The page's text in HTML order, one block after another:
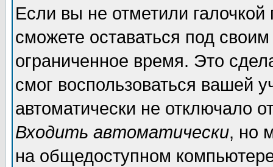
Если вы не отметили галочкой
сможете оставаться под
ограниченное время. Это
смог воспользоваться вашей
автоматически не отключало
Входить автоматически, но
на общедоступном